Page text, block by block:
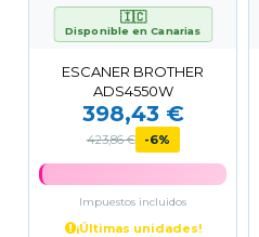
🇮🇨
Disponible en Canarias
ESCANER BROTHER
ADS4550W
398,43 €
423,86 € -6%
Impuestos incluidos
¡Últimas unidades!